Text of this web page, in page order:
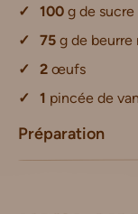
100 g de sucre
75 g de beurre
2 œufs
1 pincée de
Préparation